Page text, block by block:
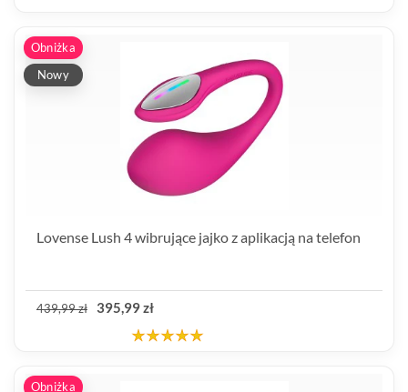
Obniżka
Nowy
Lovense Lush 4 wibrujące jajko z aplikacją na telefon
439,99 zł 395,99 zł
Obniżka